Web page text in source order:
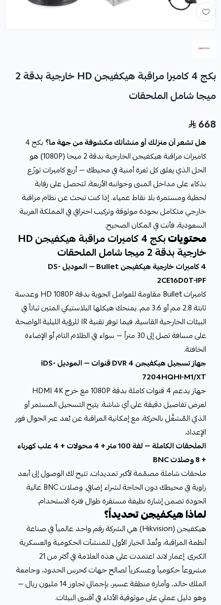
بكج 4 كاميرا مراقبة هيكفيجن HD خارجية بدقة 2
ميجا شامل الملحقات
668
هل تشعر أن منزلك أو منشأتك مكشوفة من جهة ما؟
بكج 4
كاميرات مراقبة هيكفيجن الخارجية بدقة 2 ميجا (1080P) هو
الحل الذي يغلق كل ثغرة أمنية في محيطك — أربع كاميرات توزّع
بذكاء على مداخل المبنى وجوانبه الأربعة، لتحصل على رقابة
لحظية ومستمرة بلا نقاط عمياء. إذا كنت تبحث عن نظام مراقبة
خارجي متكامل بجودة موثوقة وتركيب احترافي في المملكة العربية
السعودية، فأنت في المكان الصحيح.
محتويات بكج 4 كاميرات مراقبة هيكفيجن HD
خارجية بدقة 2 ميجا شامل الملحقات
4 كاميرات خارجية هيكفيجن Bullet — الموديل DS-
2CE16D0T-IPF
كاميرات Bullet مقاومة للعوامل الجوية بدقة HD 1080P وعدسة
ثابتة 2.8 مم أو 3.6 مم. يمنحك هيكلها البلاستيكي المتين ثباتاً في
البيئات الخارجية القاسية، فيما توفر تقنية IR للرؤية الليلية الواضحة
على مسافة تصل إلى 30 متراً — سواء في الظلام التام أو الإضاءة
الخافتة.
جهاز تسجيل هيكفيجن DVR 4 قنوات — الموديل iDS-
7204HQHI-M1/XT
جهاز يدعم 4 قنوات كاملة بدقة 1080P مع خرج HDMI 4K
لعرض تفاصيل دقيقة على أي شاشة. يتيح التسجيل المستمر أو
الذكي المُشغَّل بالحركة، مع إمكانية المراقبة عن بُعد عبر الجوال فور
الإعداد.
الملحقات الكاملة — لفة 100 متر + 4 محولات + 4 علب كهرباء
+ 8 وصلات BNC
ملحقات شاملة مصمّمة لأكبر تمديدات، تتيح لك الوصول إلى أبعد
زاوية في محيطك دون الحاجة لشراء إضافي. وصلات BNC عالية
الجودة تضمن إشارة نظيفة مستقرة طوال فترة الاستخدام.
لماذا هيكفيجن تحديداً؟
هيكفيجن (Hikvision) هي الشركة رقم واحد عالمياً في صناعة
أنظمة المراقبة، وتُعدّ الخيار الأول للمنشآت الحكومية والعسكرية
الكبرى. إعمار لاند اعتمدت على هذه العلامة في أكثر من 21
مشروعاً حكومياً وعسكرياً لصالح جهات كحرس الحدود، وجامعة
الملك خالد، وأمارة منطقة عسير، بإجمالي تجاوز 14 مليون ريال —
وهو دليل عملي على موثوقية الأداء في أقسى البيئات.